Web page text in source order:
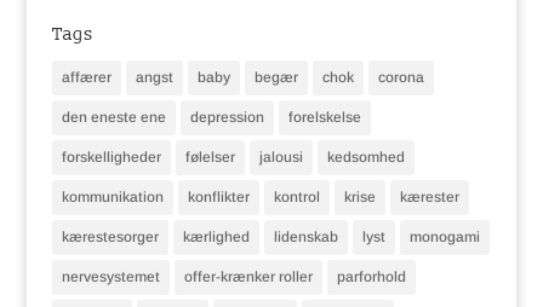
Tags
affærer angst baby begær chok corona
den eneste ene depression forelskelse
forskelligheder følelser jalousi kedsomhed
kommunikation konflikter kontrol krise kærester
kærestesorger kærlighed lidenskab lyst monogami
nervesystemet offer-krænker roller parforhold